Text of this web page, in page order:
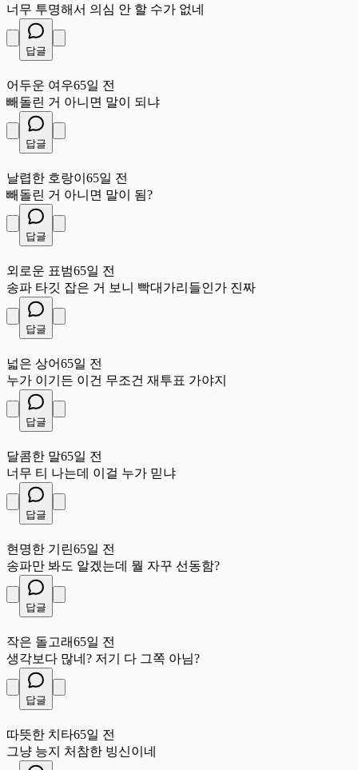
너무 투명해서 의심 안 할 수가 없네
답글
어두운 여우65일 전
빼돌린 거 아니면 말이 되냐
답글
날렵한 호랑이 65일 전
빼돌린 거 아니면 말이 됨?
답글
외로운 표범65일 전
송파 타깃 잡은 거 보니 빡대가리들인가 진짜
답글
넓은 상어65일 전
누가 이기든 이건 무조건 재투표 가야지
답글
달콤한 말65일 전
너무 티 나는데 이걸 누가 믿냐
답글
현명한 기린65일 전
송파만 봐도 알겠는데 뭘 자꾸 선동함?
답글
작은 돌고래65일 전
생각보다 많네? 저기 다 그쪽 아님?
답글
따뜻한 치타65일 전
그냥 능지 처참한 빙신이네